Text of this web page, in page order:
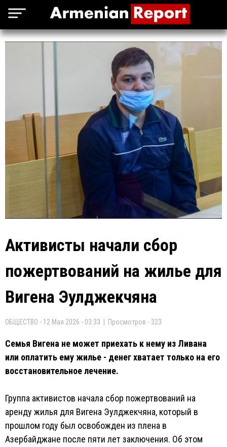
Активисты начали сбор
пожертвований на жилье для
Вигена Эулджекчяна
ОБЩЕСТВО - 12 Мая 2026 - 03:33 | Просмотров - 323
Семья Вигена не может приехать к нему из Ливана
или оплатить ему жилье - денег хватает только на его
восстановительное лечение.
Группа активистов начала сбор пожертвований на
аренду жилья для Вигена Эулджекчяна, который в
прошлом году был освобожден из плена в
Азербайджане после пяти лет заключения. Об этом